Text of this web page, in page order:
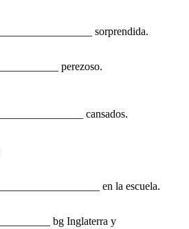
sorprendida.
perezoso.
cansados.
en la escuela.
bg Inglaterra y